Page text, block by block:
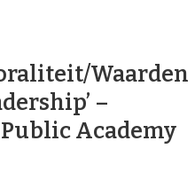
Waarden
–
Academy